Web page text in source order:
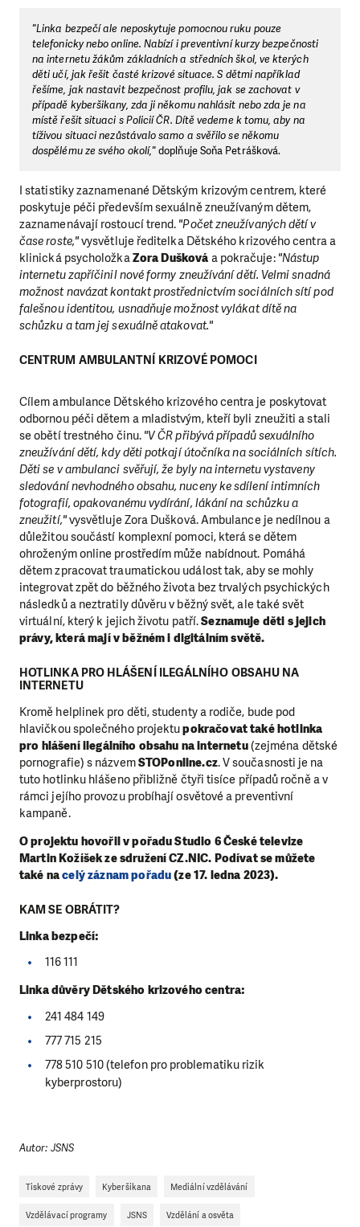
"Linka bezpečí ale neposkytuje pomocnou ruku pouze
telefonicky nebo online. Nabízí i preventivní kurzy bezpečnosti
na internetu žákům základních a středních škol, ve kterých
děti učí, jak řešit časté krizové situace. S dětmi například
řešíme, jak nastavit bezpečnost profilu, jak se zachovat v
případě kyberšikany, zda ji někomu nahlásit nebo zda je na
místě řešit situaci s Policií ČR. Dítě vedeme k tomu, aby na
tíživou situaci nezůstávalo samo a svěřilo se někomu
dospělému ze svého okolí,"doplňuje Soňa Petrášková.
I statistiky zaznamenané Dětským krizovým centrem, které
poskytuje péči především sexuálně zneužívaným dětem,
zaznamenávají rostoucí trend. "Počet zneužívaných dětí v
čase roste,"vysvětluje ředitelka Dětského krizového centra a
klinická psycholožkaZora Dušková a pokračuje: "Nástup
internetu zapříčinil nové formy zneužívání dětí. Velmi snadná
možnost navázat kontakt prostřednictvím sociálních sítí pod
falešnou identitou, usnadňuje možnost vylákat dítě na
schůzku a tam jej sexuálně atakovat."
CENTRUM AMBULANTNÍ KRIZOVÉ POMOCI
Cílem ambulance Dětského krizového centra je poskytovat
odbornou péči dětem a mladistvým, kteří byli zneužiti a stali
se obětí trestného činu. "V ČR přibývá případů sexuálního
zneužívání dětí, kdy děti potkají útočníka na sociálních sítích.
Děti se v ambulanci svěřují, že byly na internetu vystaveny
sledování nevhodného obsahu, nuceny ke sdílení intimních
fotografií, opakovanému vydírání, lákání na schůzku a
zneužití,"vysvětluje Zora Dušková. Ambulance je nedílnou a
důležitou součástí komplexní pomoci, která se dětem
ohroženým online prostředím může nabídnout. Pomáhá
dětem zpracovat traumatickou událost tak, aby se mohly
integrovat zpět do běžného života bez trvalých psychických
následků a neztratily důvěru v běžný svět, ale také svět
virtuální, který k jejich životu patří.Seznamuje děti s jejich
právy, která mají v běžném i digitálním světě.
HOTLINKA PRO HLÁŠENÍ ILEGÁLNÍHO OBSAHU NA
INTERNETU
Kromě helplinek pro děti, studenty a rodiče, bude pod
hlavičkou společného projektupokračovat také hotlinka
pro hlášení ilegálního obsahu na internetu(zejména dětské
pornografie) s názvemSTOPonline.cz. V současnosti je na
tuto hotlinku hlášeno přibližně čtyři tisíce případů ročně a v
rámci jejího provozu probíhají osvětové a preventivní
kampaně.
O projektu hovořil v pořadu Studio 6 České televize
Martin Kožíšek ze sdružení CZ.NIC. Podívat se můžete
také nacelý záznam pořadu(ze17. ledna 2023).
KAM SE OBRÁTIT?
Linka bezpečí:
116 111
Linka důvěry Dětského krizového centra:
241 484 149
777 715 215
778 510 510 (telefon pro problematiku rizik
kyberprostoru)
Autor: JSNS
Tiskové zprávy Kyberšikana Mediální vzdělávání
Vzdělávací programy JSNS Vzdělání a osvěta